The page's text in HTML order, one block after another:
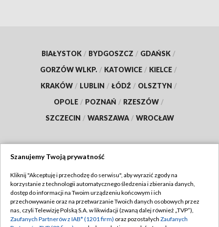
BIAŁYSTOK / BYDGOSZCZ / GDAŃSK /
GORZÓW WLKP. / KATOWICE / KIELCE /
KRAKÓW / LUBLIN / ŁÓDŹ / OLSZTYN /
OPOLE / POZNAŃ / RZESZÓW /
SZCZECIN / WARSZAWA / WROCŁAW
TVP
Abonament TVP
Emisja w TVP
Regulamin TVP
Polityka prywatności
Szanujemy Twoją prywatność
Kliknij "Akceptuję i przechodzę do serwisu", aby wyrazić zgody na
korzystanie z technologii automatycznego śledzenia i zbierania danych,
dostęp do informacji na Twoim urządzeniu końcowym i ich
przechowywanie oraz na przetwarzanie Twoich danych osobowych przez
nas, czyli Telewizję Polską S.A. w likwidacji (zwaną dalej również „TVP”),
Zaufanych Partnerów z IAB* (1201 firm) oraz pozostałych Zaufanych